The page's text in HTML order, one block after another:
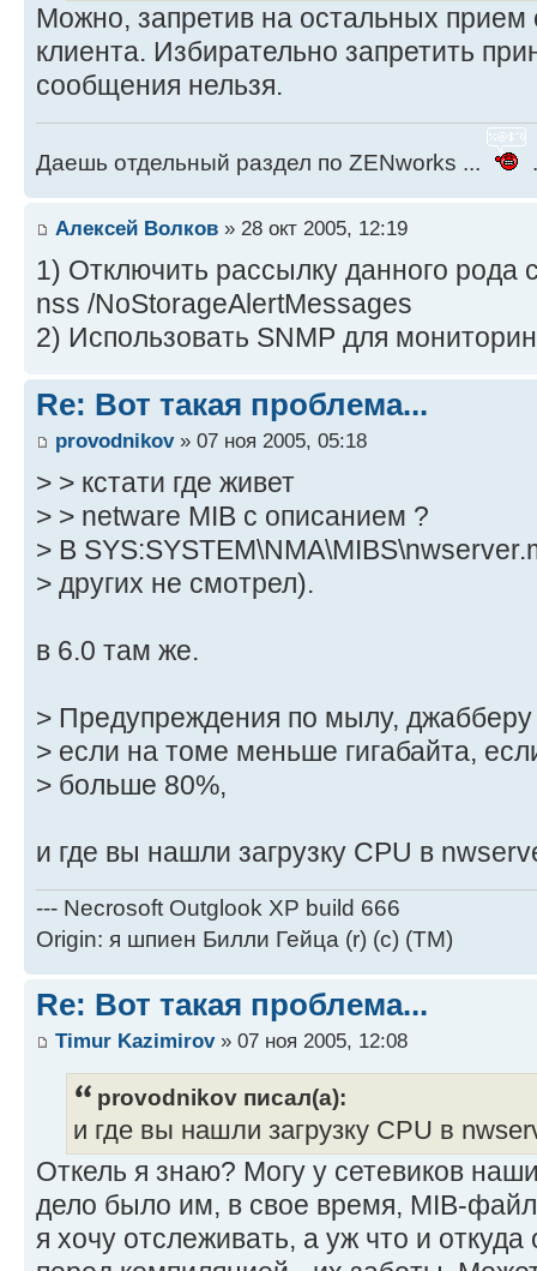
Можно, запретив на остальных
клиента. Избирательно запретить
сообщения нельзя.
Даешь отдельный раздел по ZENworks ...
Алексей Волков » 28 окт 2005, 12:19
1) Отключить рассылку данного рода
nss /NoStorageAlertMessages
2) Использовать SNMP для
Re: Вот такая проблема...
provodnikov» 07 ноя 2005, 05:18
> > кстати где живет
> > netware MIB с описанием ?
> В
> других не смотрел).
в 6.0 там же.
> Предупреждения по мылу,
> если на томе меньше гигабайта,
> больше 80%,
и где вы нашли загрузку CPU в
--- Necrosoft Outglook XP build 666
Origin: я шпиен Билли Гейца (r) (c) (TM)
Re: Вот такая проблема...
Timur Kazimirov» 07 ноя 2005, 12:08
provodnikov писал(а):
и где вы нашли загрузку CPU в
Откель я знаю? Могу у сетевиков
дело было им, в свое время, MIB-
я хочу отслеживать, а уж что и